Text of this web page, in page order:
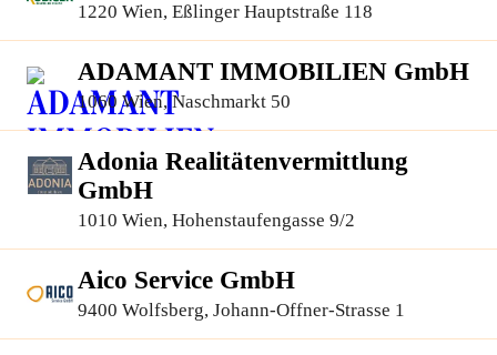
1220 Wien, Eßlinger Hauptstraße 118
ADAMANT IMMOBILIEN GmbH
1060 Wien, Naschmarkt 50
Adonia Realitätenvermittlung
GmbH
1010 Wien, Hohenstaufengasse 9/2
Aico Service GmbH
9400 Wolfsberg, Johann-Offner-Strasse 1